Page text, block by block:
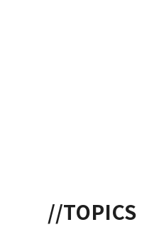
//TOPICS